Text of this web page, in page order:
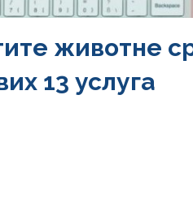
животне
13 услуга